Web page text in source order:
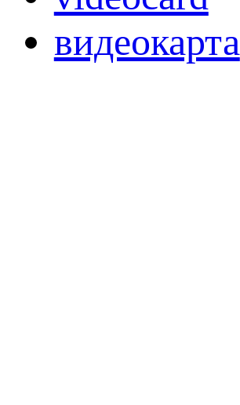
видеокарта